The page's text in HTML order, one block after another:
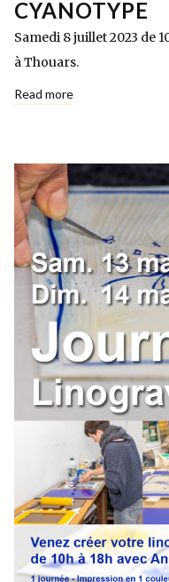
CYANOTYPE
Samedi 8 juillet 2023 de
à Thouars.
Read more